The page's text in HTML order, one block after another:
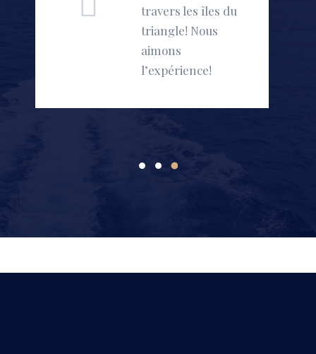
travers les îles du
triangle! Nous
aimons
l’expérience!